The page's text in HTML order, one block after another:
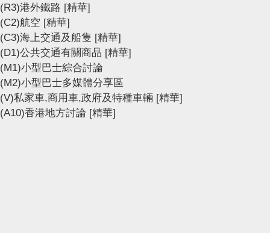
(R3)港外鐵路 [精華]
(C2)航空 [精華]
(C3)海上交通及船隻 [精華]
(D1)公共交通有關商品 [精華]
(M1)小型巴士綜合討論
(M2)小型巴士多媒體分享區
(V)私家車,商用車,政府及特種車輛 [精華]
(A10)香港地方討論 [精華]